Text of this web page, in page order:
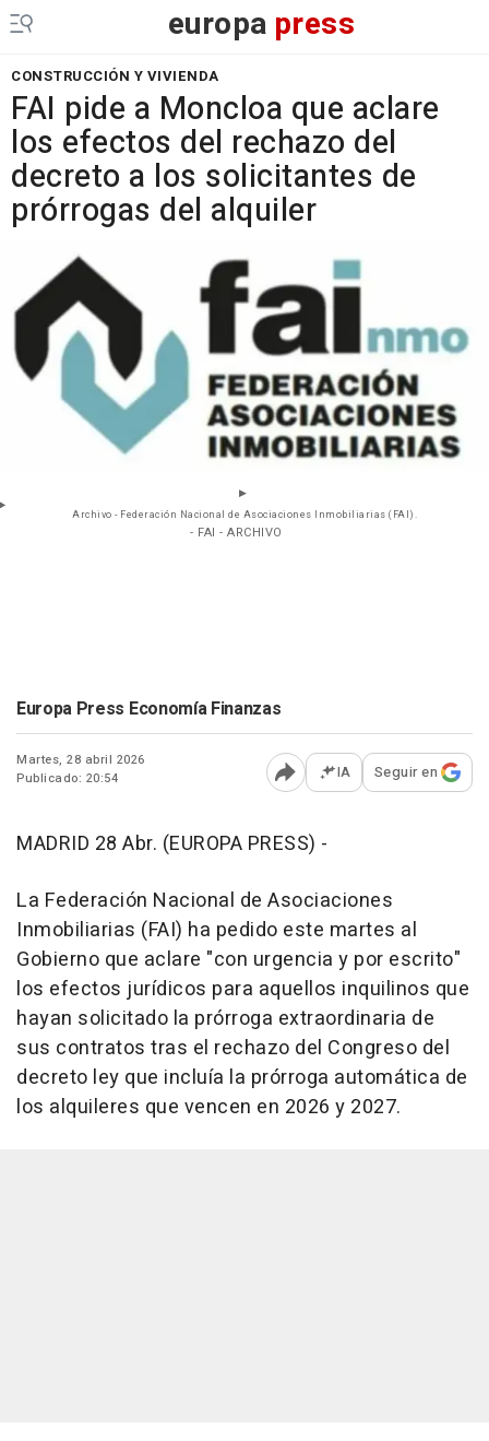
europa press
CONSTRUCCIÓN Y VIVIENDA
FAI pide a Moncloa que aclare
los efectos del rechazo del
decreto a los solicitantes de
prórrogas del alquiler
Archivo - Federación Nacional de Asociaciones Inmobiliarias (FAI).
- FAI - ARCHIVO
Europa Press Economía Finanzas
Martes, 28 abril 2026
Publicado: 20:54
Abrir opciones para
IA Seguir en
MADRID 28 Abr. (EUROPA PRESS) -
La Federación Nacional de Asociaciones
Inmobiliarias (FAI) ha pedido este martes al
Gobierno que aclare "con urgencia y por escrito"
los efectos jurídicos para aquellos inquilinos que
hayan solicitado la prórroga extraordinaria de
sus contratos tras el rechazo del Congreso del
decreto ley que incluía la prórroga automática de
los alquileres que vencen en 2026 y 2027.